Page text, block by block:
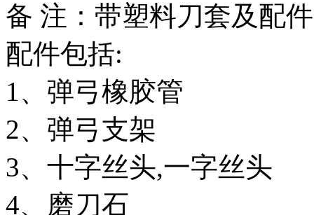
备 注：带塑料刀套及配件
配件包括:
1、弹弓橡胶管
2、弹弓支架
3、十字丝头,一字丝头
4、磨刀石